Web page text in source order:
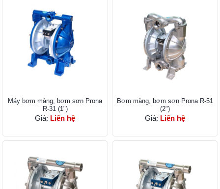
Máy bơm màng, bơm sơn Prona
R-31 (1")
Giá: Liên hệ
Bơm màng, bơm sơn ​Prona R-51
(2")
Giá: Liên hệ